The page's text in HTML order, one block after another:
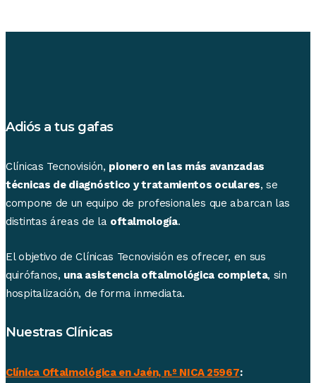
Adiós a tus gafas
Clínicas Tecnovisión, pionero en las más avanzadas
técnicas de diagnóstico y tratamientos oculares, se
compone de un equipo de profesionales que abarcan las
distintas áreas de la oftalmología.
El objetivo de Clínicas Tecnovisión es ofrecer, en sus
quirófanos, una asistencia oftalmológica completa, sin
hospitalización, de forma inmediata.
Nuestras Clínicas
Clínica Oftalmológica en Jaén, n.º NICA 25967: